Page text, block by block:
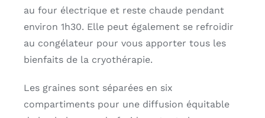
au four électrique et reste chaude pendant
environ 1h30. Elle peut également se refroidir
au congélateur pour vous apporter tous les
bienfaits de la cryothérapie.
Les graines sont séparées en six
compartiments pour une diffusion équitable